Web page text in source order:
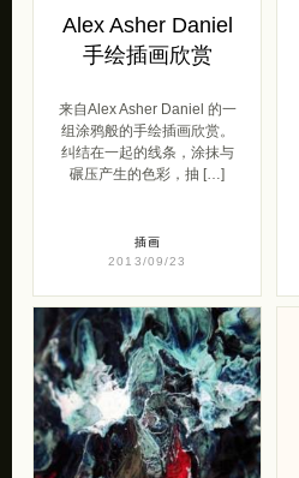
Alex Asher Daniel
手绘插画欣赏
来自Alex Asher Daniel 的一
组涂鸦般的手绘插画欣赏。
纠结在一起的线条，涂抹与
碾压产生的色彩，抽 […]
插画
2013/09/23